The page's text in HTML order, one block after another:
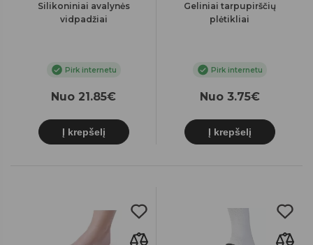
Silikoniniai avalynės
vidpadžiai
Pirk internetu
Nuo 21.85€
Į krepšelį
Geliniai tarpupirščių
plėtikliai
Pirk internetu
Nuo 3.75€
Į krepšelį